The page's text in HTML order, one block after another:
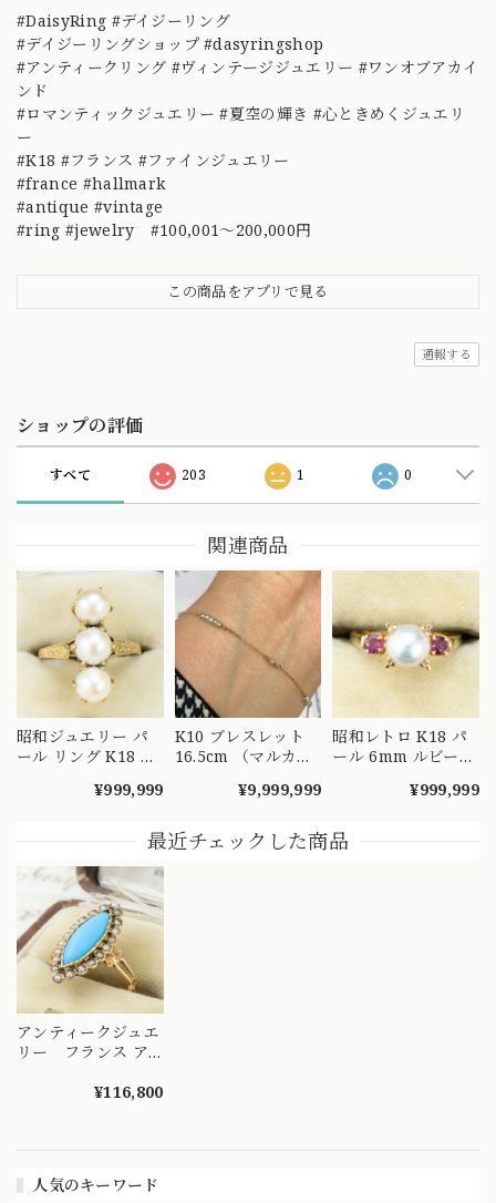
人気のキーワード
#DaisyRing #デイジーリング
#デイジーリングショップ #dasyringshop
#アンティークリング #ヴィンテージジュエリー #ワンオブアカイ
ンド
#ロマンティックジュエリー #夏空の輝き #心ときめくジュエリ
ー
#K18 #フランス #ファインジュエリー
#france #hallmark
#antique #vintage
#ring #jewelry #100,001～200,000円
この商品をアプリで見る
通報する
ショップの評価
すべて 203 1 0
関連商品
昭和ジュエリー パ
ール リング K18 ヴ
トロ 月桂樹モチー
珠 真珠 ゴールド 指
¥999,999
K10 ブレスレット
16.5cm （マルカン
ール ステーション
OBT00003
¥9,999,999
昭和レトロ K18 パ
ール 6mm ルビー
珠とルビーが彩るヴ
ー MOR00701
¥999,999
最近チェックした商品
アンティークジュエ
リー フランス ア
K18 イーグルヘッ
DR00691
¥116,800